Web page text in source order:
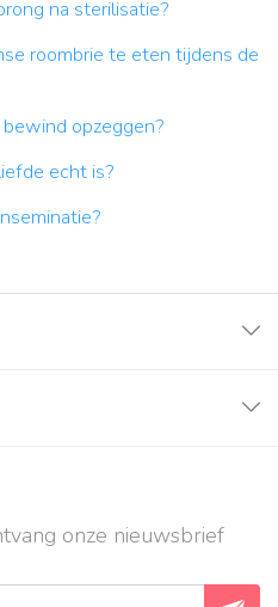
na sterilisatie?
roombrie te eten tijdens de
opzeggen?
echt is?
onze nieuwsbrief